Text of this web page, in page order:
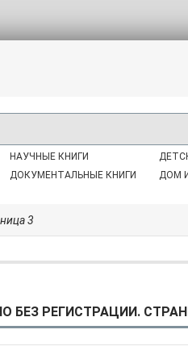
НАУЧНЫЕ КНИГИ
ДОКУМЕНТАЛЬНЫЕ КНИГИ
ДОМ
3
БЕЗ РЕГИСТРАЦИИ.